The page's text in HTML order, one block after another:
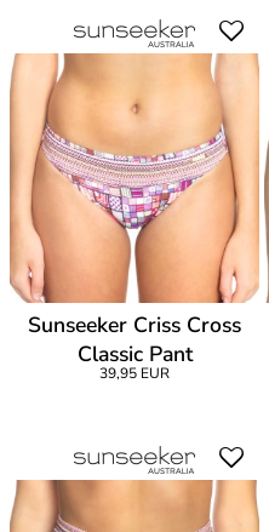
Sunseeker Criss Cross
Classic Pant
39,95 EUR